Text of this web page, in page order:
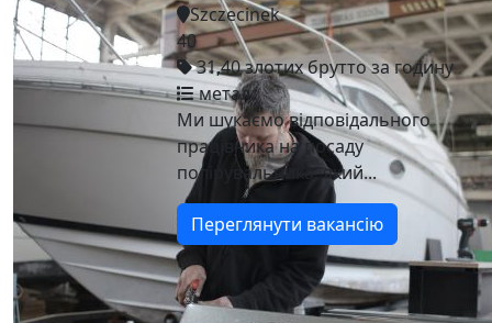
Szczecinek
40
31,40 злотих брутто за годину
метал
Ми шукаємо відповідального
працівника на посаду
полірувальника, який...
Переглянути вакансію